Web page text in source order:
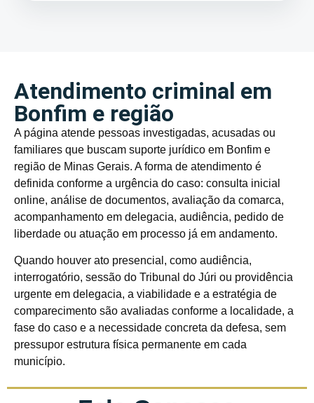
Atendimento criminal em
Bonfim e região
A página atende pessoas investigadas, acusadas ou
familiares que buscam suporte jurídico em Bonfim e
região de Minas Gerais. A forma de atendimento é
definida conforme a urgência do caso: consulta inicial
online, análise de documentos, avaliação da comarca,
acompanhamento em delegacia, audiência, pedido de
liberdade ou atuação em processo já em andamento.
Quando houver ato presencial, como audiência,
interrogatório, sessão do Tribunal do Júri ou providência
urgente em delegacia, a viabilidade e a estratégia de
comparecimento são avaliadas conforme a localidade, a
fase do caso e a necessidade concreta da defesa, sem
pressupor estrutura física permanente em cada
município.